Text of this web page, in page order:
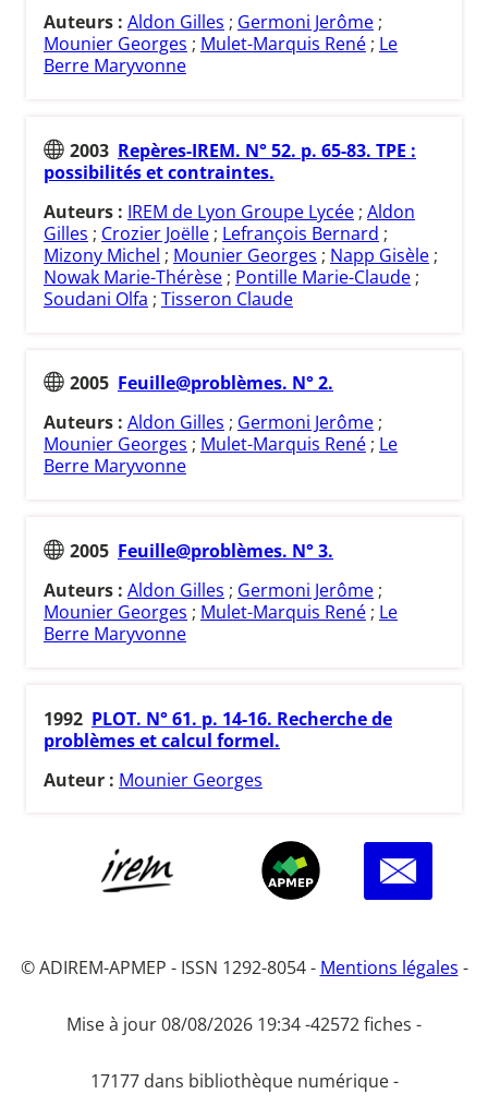
Auteurs : Aldon Gilles ; Germoni Jerôme ;
Mounier Georges ; Mulet-Marquis René ; Le
Berre Maryvonne
2003 Repères-IREM. N° 52. p. 65-83. TPE :
possibilités et contraintes.
Auteurs : IREM de Lyon Groupe Lycée ; Aldon
Gilles ; Crozier Joëlle ; Lefrançois Bernard ;
Mizony Michel ; Mounier Georges ; Napp Gisèle ;
Nowak Marie-Thérèse ; Pontille Marie-Claude ;
Soudani Olfa ; Tisseron Claude
2005 Feuille@problèmes. N° 2.
Auteurs : Aldon Gilles ; Germoni Jerôme ;
Mounier Georges ; Mulet-Marquis René ; Le
Berre Maryvonne
2005 Feuille@problèmes. N° 3.
Auteurs : Aldon Gilles ; Germoni Jerôme ;
Mounier Georges ; Mulet-Marquis René ; Le
Berre Maryvonne
1992 PLOT. N° 61. p. 14-16. Recherche de
problèmes et calcul formel.
Auteur : Mounier Georges
© ADIREM-APMEP - ISSN 1292-8054 - Mentions légales -
Mise à jour 08/08/2026 19:34 -42572 fiches -
17177 dans bibliothèque numérique -